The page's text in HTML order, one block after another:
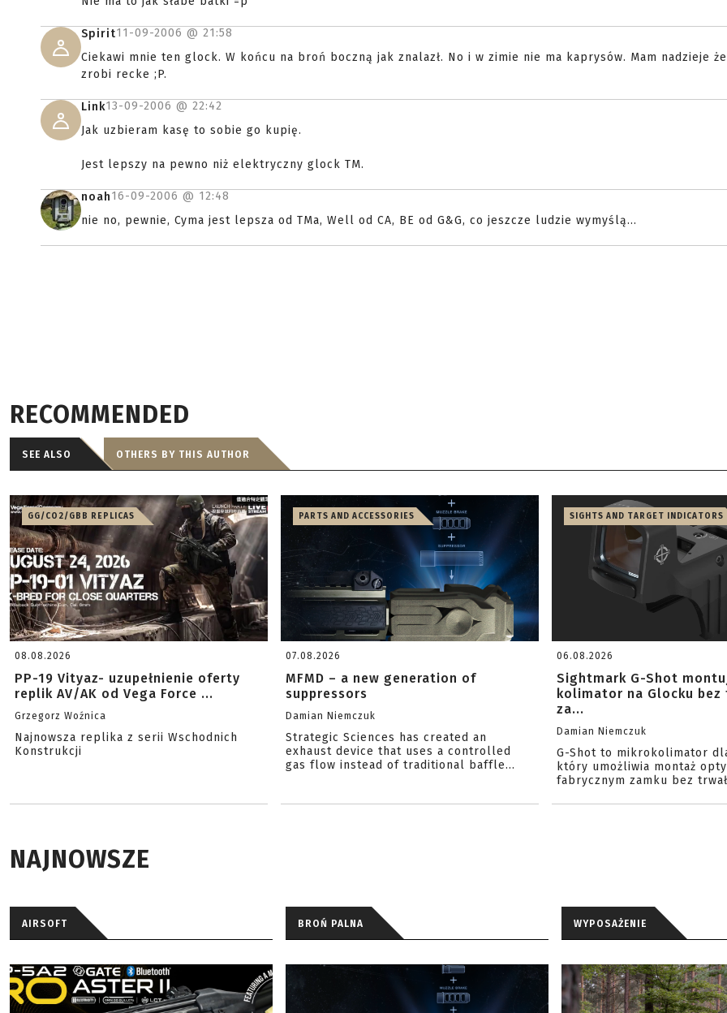
Spirit11-09-2006 @ 21:58
Ciekawi mnie ten glock. W końcu na broń boczną jak znalazł. No i w zimie nie ma kaprysów. Mam nadzieje
zrobi recke ;P.
Link13-09-2006 @ 22:42
Jak uzbieram kasę to sobie go kupię.
Jest lepszy na pewno niż elektryczny glock TM.
noah16-09-2006 @ 12:48
nie no, pewnie, Cyma jest lepsza od TMa, Well od CA, BE od G&G, co jeszcze ludzie wymyślą...
RECOMMENDED
SEE ALSO OTHERS BY THIS AUTHOR
GG/CO2/GBB REPLICAS
08.08.2026
PP-19 Vityaz- uzupełnienie oferty
replik AV/AK od Vega Force ...
Grzegorz Woźnica
Najnowsza replika z serii Wschodnich
Konstrukcji
PARTS AND ACCESSORIES
07.08.2026
MFMD – a new generation of
suppressors
Damian Niemczuk
Strategic Sciences has created an
exhaust device that uses a controlled
gas flow instead of traditional baffle...
SIGHTS AND TARGET INDICATORS
06.08.2026
Sightmark G-Shot
kolimator na Glocku bez
za...
Damian Niemczuk
G-Shot to mikrokolimator
który umożliwia montaż
fabrycznym zamku bez
NAJNOWSZE
AIRSOFT BROŃ PALNA WYPOSAŻENIE